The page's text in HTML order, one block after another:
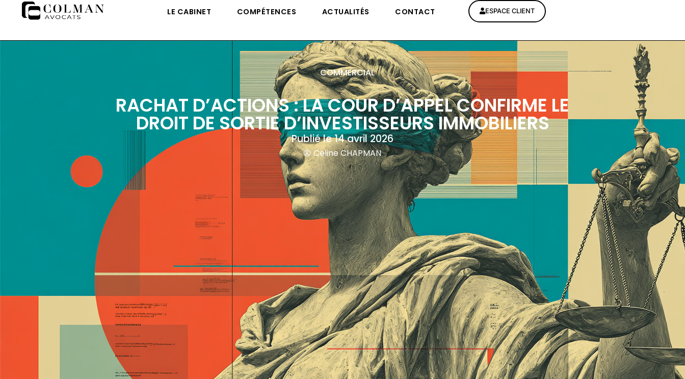
LE CABINET COMPÉTENCES ACTUALITÉS CONTACT ESPACE CLIENT
COMMERCIAL
RACHAT D’ACTIONS : LA COUR D’APPEL CONFIRME LE
DROIT DE SORTIE D’INVESTISSEURS IMMOBILIERS
Publié le14 avril 2026
Celine CHAPMAN